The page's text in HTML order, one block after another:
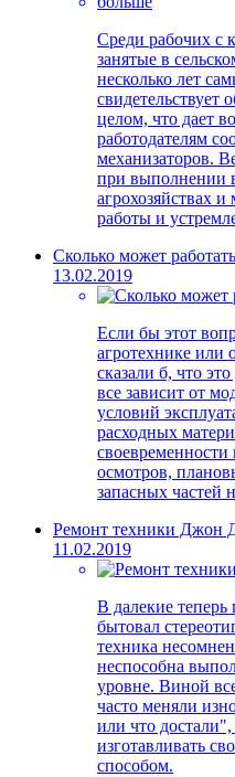
Среди рабочих с
занятые в
несколько лет
свидетельствует
целом, что дает
работодателям
механизаторов.
при выполнении
агрохозяйствах и
работы и
Сколько может
13.02.2019
Если бы этот
агротехнике или
сказали б, что
все зависит от
условий
расходных
своевременности
осмотров,
запасных частей
Ремонт техники Джон
11.02.2019
В далекие теперь
бытовал
техника
неспособна
уровне. Виной
часто меняли
или что
изготавливать
способом.